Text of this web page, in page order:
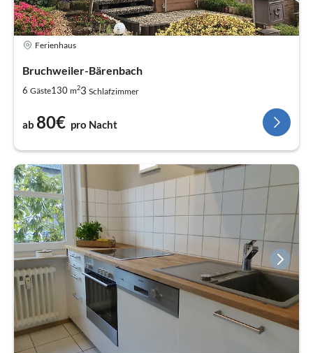
Ferienhaus
Bruchweiler-Bärenbach
6 Gäste130 m23 Schlafzimmer
ab 80€ pro Nacht